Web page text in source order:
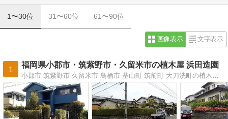
1〜30位 31〜60位 61〜90位
画像表示 文字表示
1
福岡県小郡市・筑紫野市・久留米市の植木屋 浜田造園